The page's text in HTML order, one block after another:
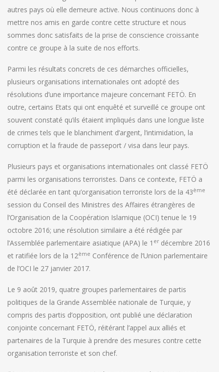
autres pays où elle demeure active. Nous continuons donc à
mettre nos amis en garde contre cette structure et nous
sommes donc satisfaits de la prise de conscience croissante
contre ce groupe à la suite de nos efforts.
Parmi les résultats concrets de ces démarches officielles,
plusieurs organisations internationales ont adopté des
résolutions d’une importance majeure concernant FETÖ. En
outre, certains Etats qui ont enquêté et surveillé ce groupe ont
souvent constaté qu’ils étaient impliqués dans une longue liste
de crimes tels que le blanchiment d’argent, l’intimidation, la
corruption et la fraude de passeport / visa dans leur pays.
Plusieurs pays et organisations internationales ont classé FETÖ
parmi les organisations terroristes. Dans ce contexte, FETÖ a
été déclarée en tant qu’organisation terroriste lors de la 43ème
session du Conseil des Ministres des Affaires étrangères de
l’Organisation de la Coopération Islamique (OCI) tenue le 19
octobre 2016; une résolution similaire a été rédigée par
l’Assemblée parlementaire asiatique (APA) le 1 erdécembre 2016
et ratifiée lors de la 12ème Conférence de l’Union parlementaire
de l’OCI le 27 janvier 2017.
Le 9 août 2019, quatre groupes parlementaires de partis
politiques de la Grande Assemblée nationale de Turquie, y
compris des partis d’opposition, ont publié une déclaration
conjointe concernant FETÖ, réitérant l’appel aux alliés et
partenaires de la Turquie à prendre des mesures contre cette
organisation terroriste et son chef.